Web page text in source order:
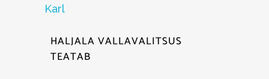
Karl
HALJALA VALLAVALITSUS
TEATAB